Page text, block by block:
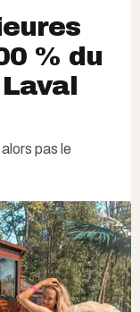
% du
pas le